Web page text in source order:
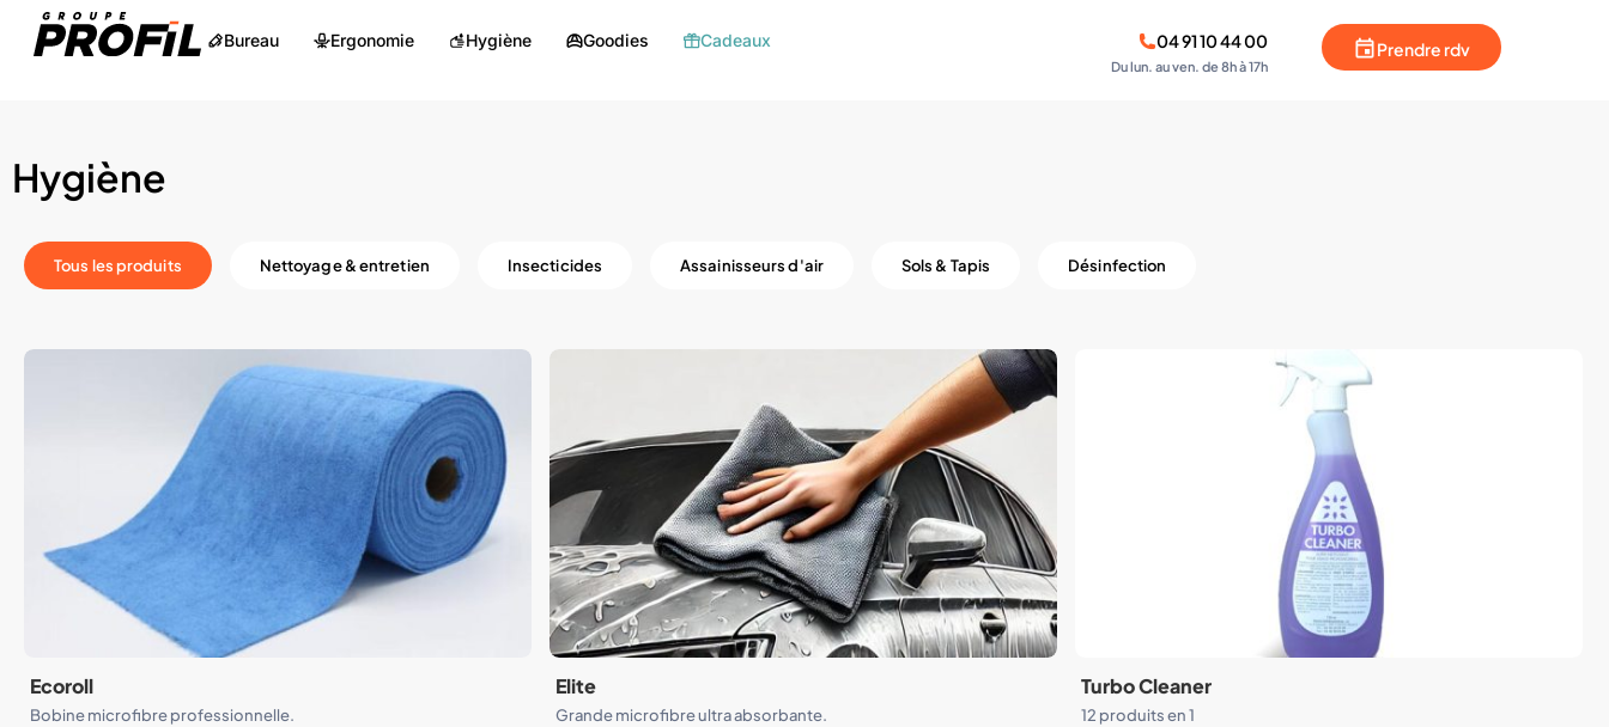
Bureau Ergonomie Hygiène Goodies Cadeaux 04 91 10 44 00
Du lun. au ven. de 8h à 17h
Prendre rdv
Hygiène
Tous les produits Nettoyage & entretien Insecticides Assainisseurs d'air Sols & Tapis Désinfection
Ecoroll
Bobine microfibre professionnelle.
Elite
Grande microfibre ultra absorbante.
Turbo Cleaner
12 produits en 1